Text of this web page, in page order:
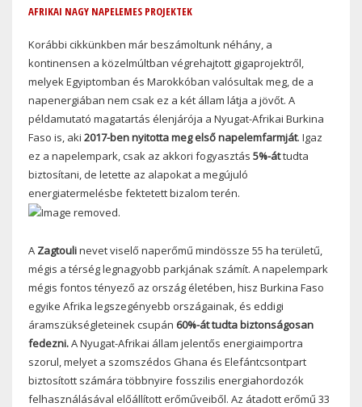
AFRIKAI NAGY NAPELEMES PROJEKTEK
Korábbi cikkünkben már beszámoltunk néhány, a
kontinensen a közelmúltban végrehajtott gigaprojektről,
melyek Egyiptomban és Marokkóban valósultak meg, de a
napenergiában nem csak ez a két állam látja a jövőt. A
példamutató magatartás élenjárója a Nyugat-Afrikai Burkina
Faso is, aki 2017-ben nyitotta meg első napelemfarmját. Igaz
ez a napelempark, csak az akkori fogyasztás 5%-áttudta
biztosítani, de letette az alapokat a megújuló
energiatermelésbe fektetett bizalom terén.
A Zagtoulinevet viselő naperőmű mindössze 55 ha területű,
mégis a térség legnagyobb parkjának számít. A napelempark
mégis fontos tényező az ország életében, hisz Burkina Faso
egyike Afrika legszegényebb országainak, és eddigi
áramszükségleteinek csupán 60%-át tudta biztonságosan
fedezni.A Nyugat-Afrikai állam jelentős energiaimportra
szorul, melyet a szomszédos Ghana és Elefántcsontpart
biztosított számára többnyire fosszilis energiahordozók
felhasználásával előállított erőműveiből. Az átadott erőmű 33